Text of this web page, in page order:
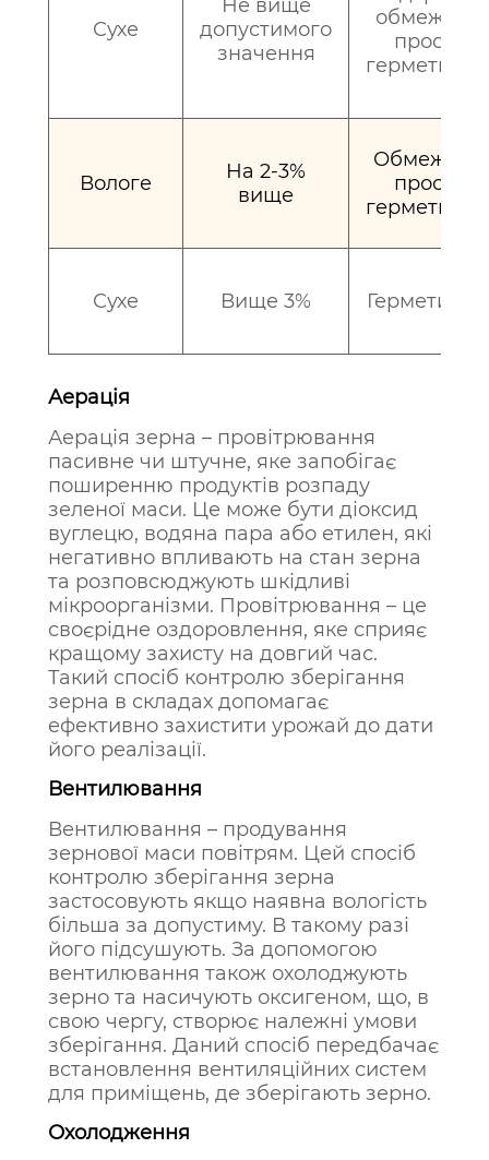
Сухе
Не вище
допустимого
значення
простір,
Вологе
На 2-3%
вище
простір,
Сухе Вище 3%
Аерація
Аерація зерна – провітрювання
пасивне чи штучне, яке запобігає
поширенню продуктів розпаду
зеленої маси. Це може бути діоксид
вуглецю, водяна пара або етилен, які
негативно впливають на стан зерна
та розповсюджують шкідливі
мікроорганізми. Провітрювання – це
своєрідне оздоровлення, яке сприяє
кращому захисту на довгий час.
Такий спосіб контролю зберігання
зерна в складах допомагає
ефективно захистити урожай до дати
його реалізації.
Вентилювання
Вентилювання – продування
зернової маси повітрям. Цей спосіб
контролю зберігання зерна
застосовують якщо наявна вологість
більша за допустиму. В такому разі
його підсушують. За допомогою
вентилювання також охолоджують
зерно та насичують оксигеном, що, в
свою чергу, створює належні умови
зберігання. Даний спосіб передбачає
встановлення вентиляційних систем
для приміщень, де зберігають зерно.
Охолодження